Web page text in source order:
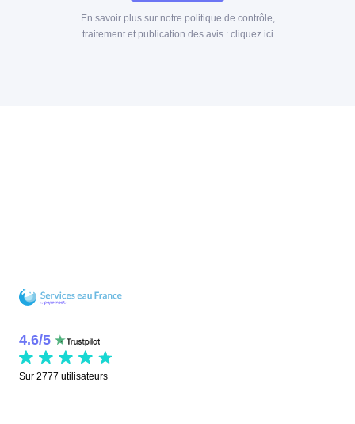
En savoir plus sur notre politique de contrôle,
traitement et publication des avis : cliquez ici
4.6/5
Sur 2777 utilisateurs